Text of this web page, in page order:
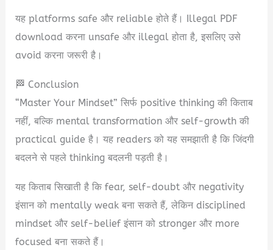
यह platforms safe और reliable होते हैं। Illegal PDF
download करना unsafe और illegal होता है, इसलिए उसे
avoid करना जरूरी है।
🏁 Conclusion
“Master Your Mindset” सिर्फ positive thinking की किताब
नहीं, बल्कि mental transformation और self-growth की
practical guide है। यह readers को यह समझाती है कि जिंदगी
बदलने से पहले thinking बदलनी पड़ती है।
यह किताब सिखाती है कि fear, self-doubt और negativity
इंसान को mentally weak बना सकते हैं, लेकिन disciplined
mindset और self-belief इंसान को stronger और more
focused बना सकते हैं।